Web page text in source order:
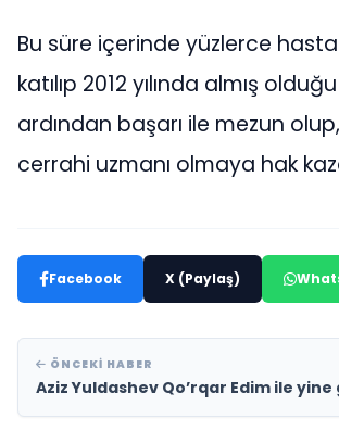
Bu süre içerinde yüzlerce
katılıp 2012 yılında almış
ardından başarı ile mezun
cerrahi uzmanı olmaya hak
Facebook X (Paylaş)
ÖNCEKI HABER
Aziz Yuldashev Qo’rqar Edim ile